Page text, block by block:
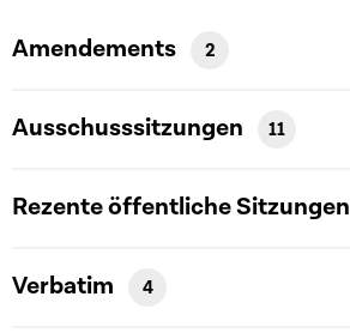
Amendements 2
Ausschusssitzungen 11
Rezente öffentliche Sitzungen
Verbatim 4